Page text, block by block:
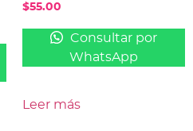
$55.00
Consultar por
WhatsApp
Leer más